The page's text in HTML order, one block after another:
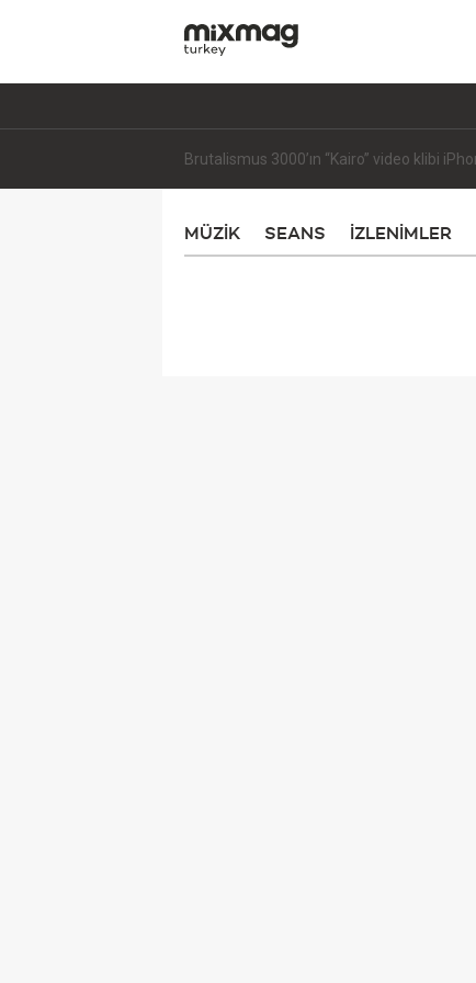
Frekans: Predex
MÜZİK SEANS İZLENIMLER